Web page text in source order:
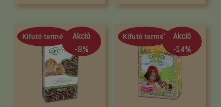
Kifutó termék
Akció
-9%
Kifutó termék
Akció
-14%